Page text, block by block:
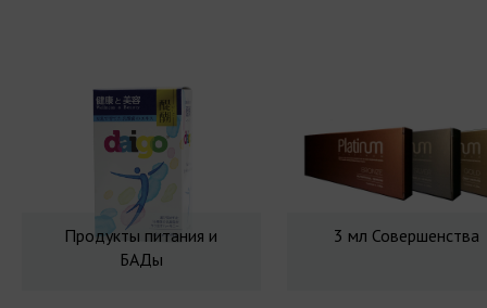
Продукты питания и
БАДы
3 мл Совершенства